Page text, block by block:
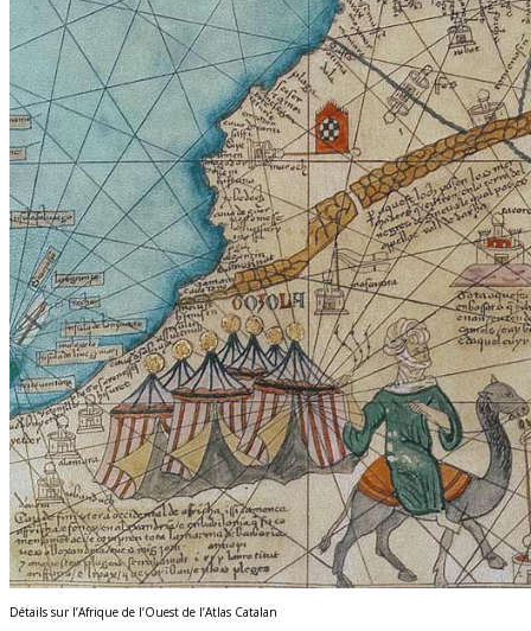
Détails sur l’Afrique de l’Ouest de l’Atlas Catalan